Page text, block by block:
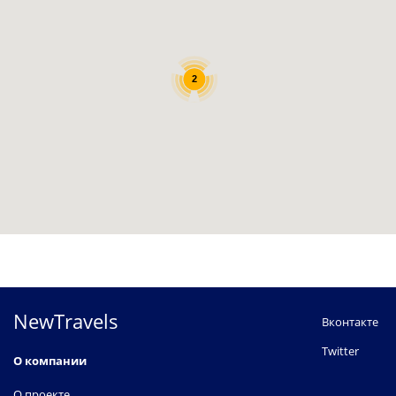
2
NewTravels
О компании
Вконтакте
Twitter